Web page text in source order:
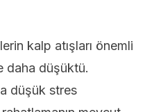
kalp atışları önemli
daha düşüktü.
düşük stres